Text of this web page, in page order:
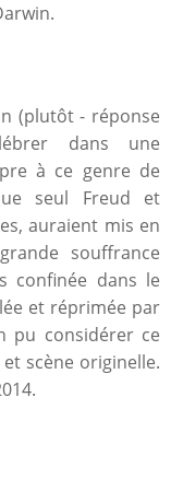
(plutôt - réponse
dans une
à ce genre de
seul Freud et
auraient mis en
souffrance
confinée dans le
et réprimée par
pu considérer ce
scène originelle.